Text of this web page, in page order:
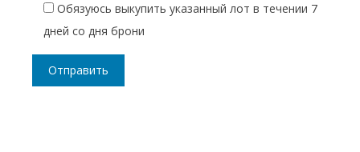
Обязуюсь выкупить указанный лот в течении 7
дней со дня брони